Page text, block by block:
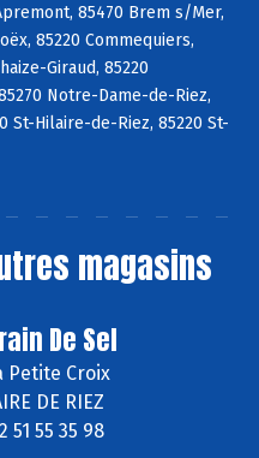
85470 Brem s/Mer,
85220 Commequiers,
Giraud, 85220
Notre-Dame-de-Riez,
St-Hilaire-de-Riez, 85220 St-
magasins
De Sel
Petite Croix
DE RIEZ
51 55 35 98